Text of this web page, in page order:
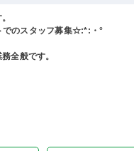
でのスタッフ募集☆:*:・°
全般です。